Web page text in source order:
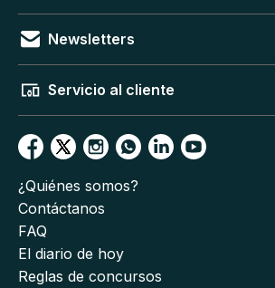
Newsletters
Servicio al cliente
¿Quiénes somos?
Contáctanos
FAQ
El diario de hoy
Reglas de concursos